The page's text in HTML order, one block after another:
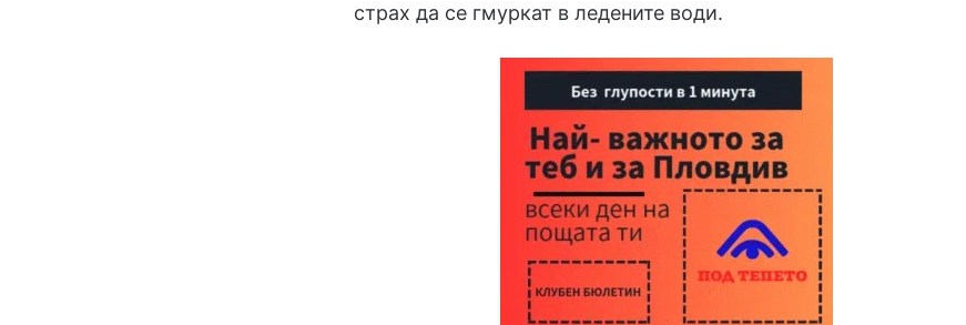
страх да се гмуркат в ледените води.